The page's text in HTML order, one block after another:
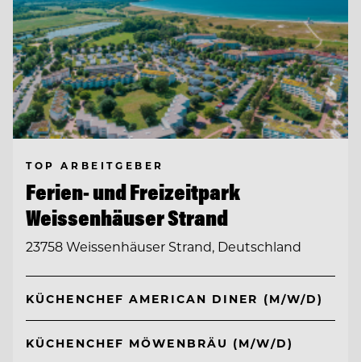
TOP ARBEITGEBER
Ferien- und Freizeitpark
Weissenhäuser Strand
23758 Weissenhäuser Strand, Deutschland
KÜCHENCHEF AMERICAN DINER (M/W/D)
KÜCHENCHEF MÖWENBRÄU (M/W/D)